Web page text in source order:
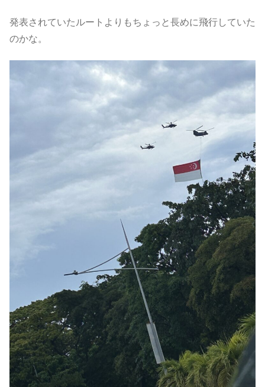
発表されていたルートよりもちょっと長めに飛行していた
のかな。